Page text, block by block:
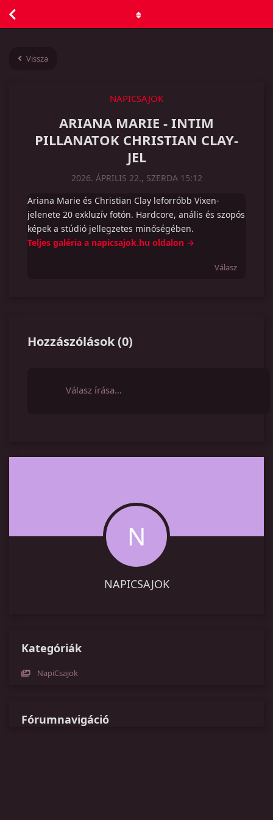
Vissza
NAPICSAJOK
ARIANA MARIE - INTIM
PILLANATOK CHRISTIAN CLAY-
JEL
2026. ÁPRILIS 22., SZERDA 15:12
Ariana Marie és Christian Clay leforróbb Vixen-
jelenete 20 exkluzív fotón. Hardcore, anális és szopós
képek a stúdió jellegzetes minőségében.
Teljes galéria a napicsajok.hu oldalon →
Válasz
Hozzászólások(0)
Válasz írása…
N
NAPICSAJOK
Kategóriák
NapiCsajok
Fórumnavigáció